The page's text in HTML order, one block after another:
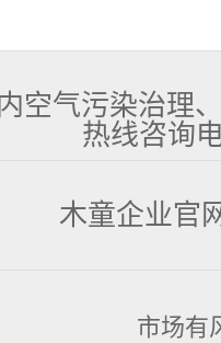
空气污染治理
热线咨询
木童企业官
市场有